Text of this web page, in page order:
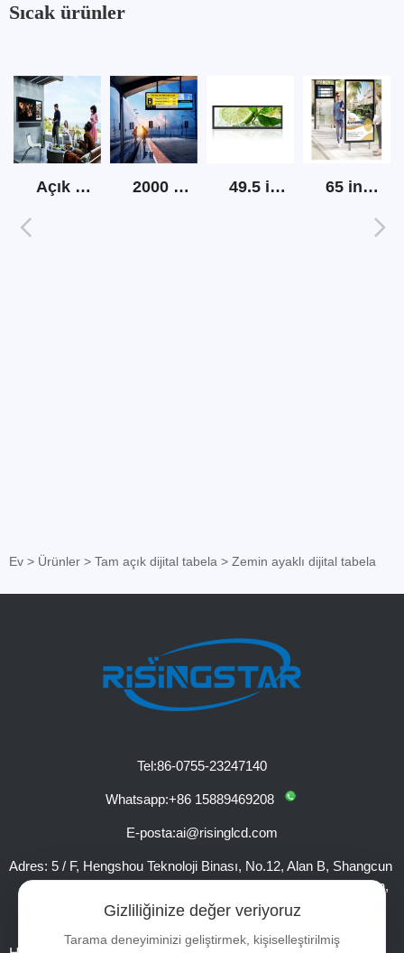
Sıcak ürünler
Açık ekran tv yüksek parlaklık 2000 nits açık lcd şerit ekran 49.5 inç şerit lcd ekran 65 inç açık güneş ışığı okunabilir dijital tabela
Ev > Ürünler > Tam açık dijital tabela > Zemin ayaklı dijital tabela
Tel:86-0755-23247140
Whatsapp:+86 15889469208
E-posta:ai@risinglcd.com
Adres: 5 / F, Hengshou Teknoloji Binası, No.12, Alan B, Shangcun
Liantang Sanayi Bölgesi, Guangming Bölgesi, Shenzhen,
Çin
Gizliliğinize değer veriyoruz
Tarama deneyiminizi geliştirmek, kişiselleştirilmiş